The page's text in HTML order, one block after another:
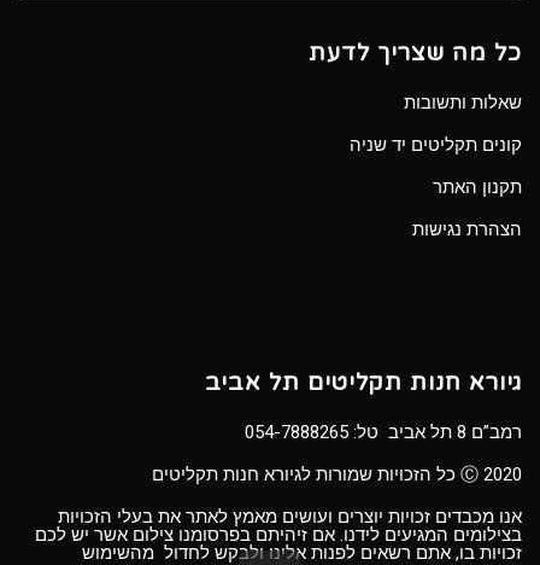
כל מה שצריך לדעת
שאלות ותשובות
קונים תקליטים יד שניה
תקנון האתר
הצהרת נגישות
גיורא חנות תקליטים תל אביב
רמב”ם 8 תל אביב טל:
054-7888265
Ⓒ 2020 כל הזכויות שמורות לגיורא חנות תקליטים
אנו מכבדים זכויות יוצרים ועושים מאמץ לאתר את בעלי הזכויות
בצילומים המגיעים לידנו. אם זיהיתם בפרסומנו צילום אשר יש לכם
זכויות בו, אתם רשאים לפנות אלינו ולבקש לחדול מהשימוש